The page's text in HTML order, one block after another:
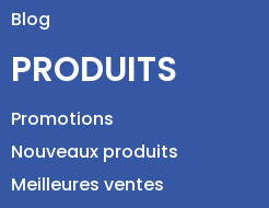
Blog
PRODUITS
Promotions
Nouveaux produits
Meilleures ventes